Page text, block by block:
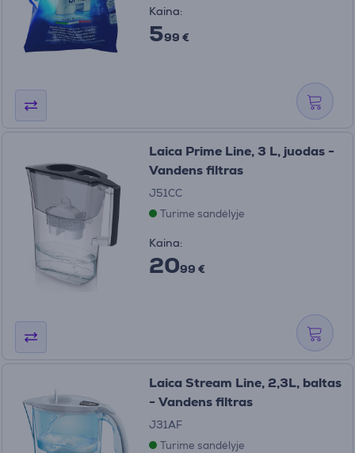
Kaina:
599 €
Laica Prime Line, 3 L, juodas -
Vandens filtras
J51CC
Turime sandėlyje
Kaina:
2099 €
Laica Stream Line, 2,3L, baltas
- Vandens filtras
J31AF
Turime sandėlyje